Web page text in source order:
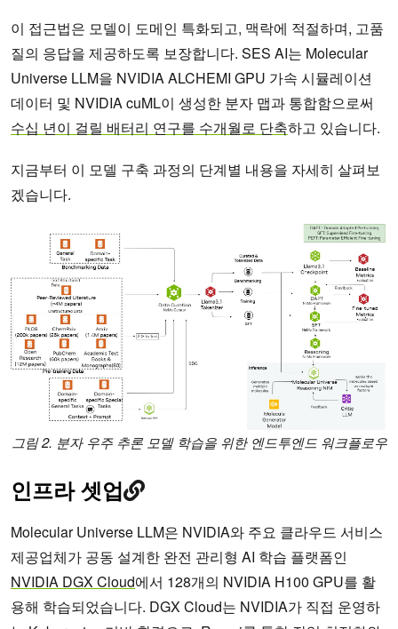
이 접근법은 모델이 도메인 특화되고, 맥락에 적절하며, 고품
질의 응답을 제공하도록 보장합니다. SES AI는 Molecular
Universe LLM을 NVIDIA ALCHEMI GPU 가속 시뮬레이션
데이터 및 NVIDIA cuML이 생성한 분자 맵과 통합함으로써
수십 년이 걸릴 배터리 연구를 수개월로 단축하고 있습니다.
지금부터 이 모델 구축 과정의 단계별 내용을 자세히 살펴보
겠습니다.
그림 2. 분자 우주 추론 모델 학습을 위한 엔드투엔드 워크플로우
인프라 셋업
Molecular Universe LLM은 NVIDIA와 주요 클라우드 서비스
제공업체가 공동 설계한 완전 관리형 AI 학습 플랫폼인
NVIDIA DGX Cloud에서 128개의 NVIDIA H100 GPU를 활
용해 학습되었습니다. DGX Cloud는 NVIDIA가 직접 운영하